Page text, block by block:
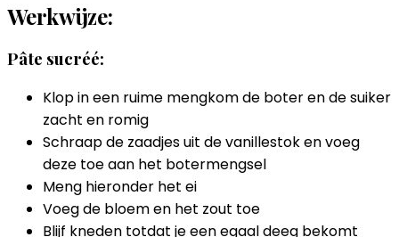
Werkwijze:
Pâte sucréé:
Klop in een ruime mengkom de boter en de suiker
zacht en romig
Schraap de zaadjes uit de vanillestok en voeg
deze toe aan het botermengsel
Meng hieronder het ei
Voeg de bloem en het zout toe
Blijf kneden totdat je een egaal deeg bekomt